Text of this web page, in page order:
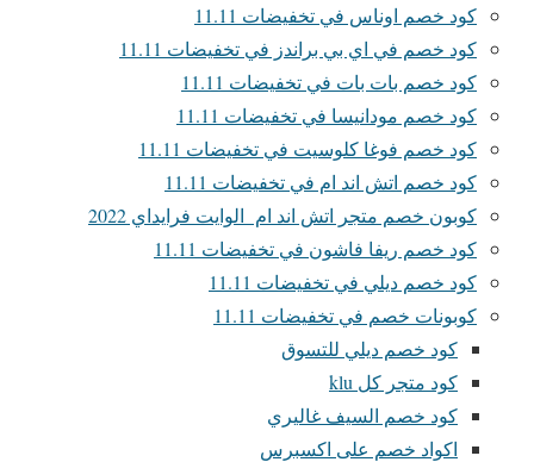
كود خصم اوناس في تخفيضات 11.11
كود خصم في اي بي براندز في تخفيضات 11.11
كود خصم بات بات في تخفيضات 11.11
كود خصم مودانيسا في تخفيضات 11.11
كود خصم فوغا كلوسيت في تخفيضات 11.11
كود خصم اتش اند ام في تخفيضات 11.11
كوبون خصم متجر اتش اند ام الوايت فرايداي 2022
كود خصم ريفا فاشون في تخفيضات 11.11
كود خصم ديلي في تخفيضات 11.11
كوبونات خصم في تخفيضات 11.11
كود خصم ديلي للتسوق
كود متجر كل klu
كود خصم السيف غاليري
اكواد خصم على اكسبرس